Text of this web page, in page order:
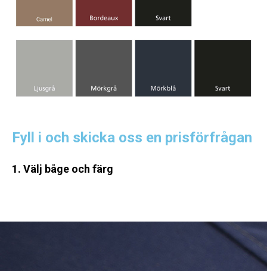
Fyll i och skicka oss en prisförfrågan
1. Välj båge och färg